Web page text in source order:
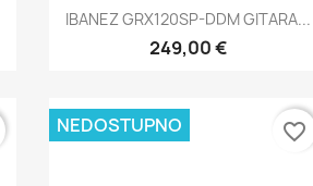
Brzi pregled
IBANEZ GRX120SP-DDM GITARA...
249,00 €
NEDOSTUPNO favorite_border